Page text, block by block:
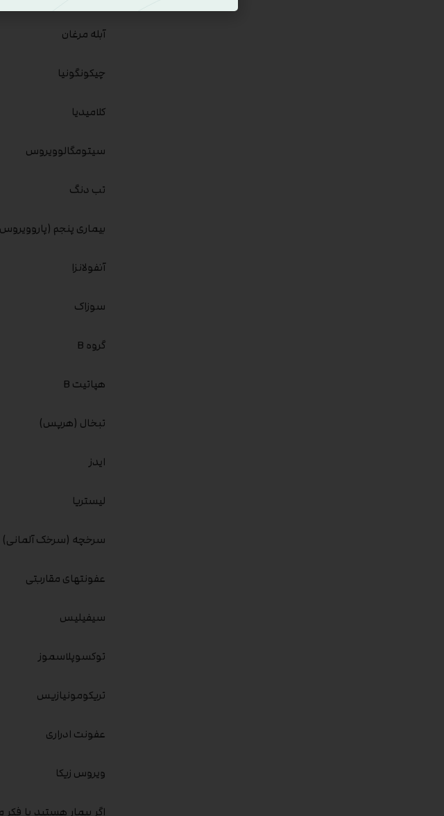
آبله مرغان
چیکونگونیا
کلامیدیا
سیتومگالوویروس
تب دنگ
بیماری پنجم
آنفولانزا
سوزاک
گروه B
هپاتیت B
تبخال (هرپس)
ایدز
لیستریا
سرخچه (سرخک آلمانی)
عفونتهای مقاربتی
سیفیلیس
توکسوپلاسموز
تریکومونیازیس
عفونت ادراری
ویروس زیکا
اگر بیمار هستید یا